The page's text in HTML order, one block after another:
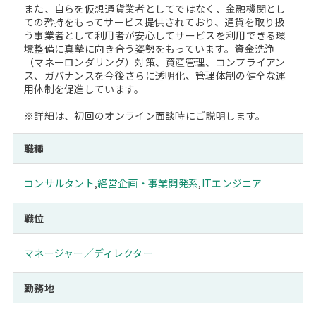
また、自らを仮想通貨業者としてではなく、金融機関とし
ての矜持をもってサービス提供されており、通貨を取り扱
う事業者として利用者が安心してサービスを利用できる環
境整備に真摯に向き合う姿勢をもっています。資金洗浄
（マネーロンダリング）対策、資産管理、コンプライアン
ス、ガバナンスを今後さらに透明化、管理体制の健全な運
用体制を促進しています。
※詳細は、初回のオンライン面談時にご説明します。
職種
コンサルタント,経営企画・事業開発系,ITエンジニア
職位
マネージャー／ディレクター
勤務地